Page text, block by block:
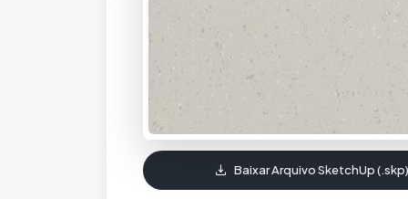
Baixar Arquivo SketchUp